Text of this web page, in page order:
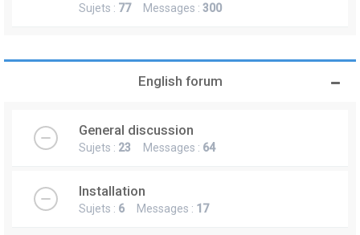
Sujets : 77Messages : 300
English forum
General discussion
Sujets : 23 Messages : 64
Installation
Sujets : 6 Messages : 17